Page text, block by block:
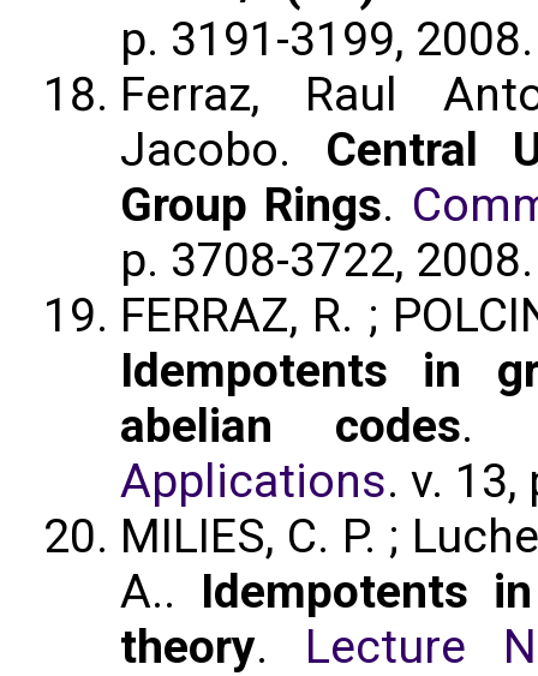
p. 3191-3199,
Ferraz, Raul
Jacobo. Central
Group Rings.
p. 3708-3722,
FERRAZ, R. ;
Idempotents in
abelian codes.
Applications. v. 13,
MILIES, C. P. ;
A.. Idempotents
theory. Lecture